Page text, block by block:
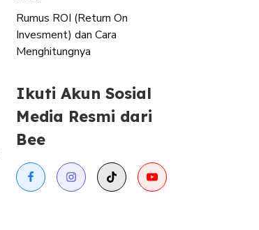
Rumus ROI (Return On
Invesment) dan Cara
Menghitungnya
Ikuti Akun Sosial
Media Resmi dari
Bee